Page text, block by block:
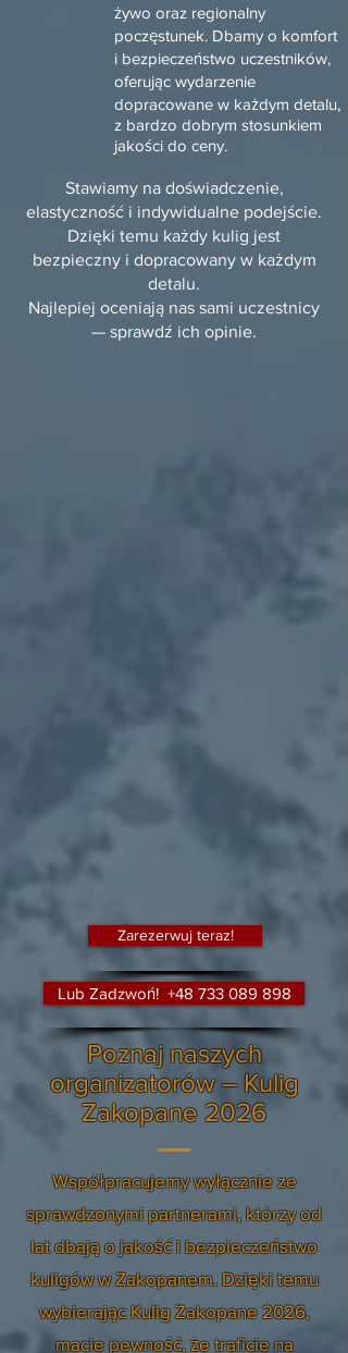
żywo oraz regionalny
poczęstunek. Dbamy o komfort
i bezpieczeństwo uczestników,
oferując wydarzenie
dopracowane w każdym detalu,
z bardzo dobrym stosunkiem
jakości do ceny.
Stawiamy na doświadczenie,
elastyczność i indywidualne podejście.
Dzięki temu każdy kulig jest
bezpieczny i dopracowany w każdym
detalu.
Najlepiej oceniają nas sami uczestnicy
— sprawdź ich opinie.
Zarezerwuj teraz!
Lub Zadzwoń! +48 733 089 898
Poznaj naszych
organizatorów – Kulig
Zakopane 2026
Współpracujemy wyłącznie ze
sprawdzonymi partnerami, którzy od
lat dbają o jakość i bezpieczeństwo
kuligów w Zakopanem. Dzięki temu
wybierając Kulig Zakopane 2026,
macie pewność, że traficie na